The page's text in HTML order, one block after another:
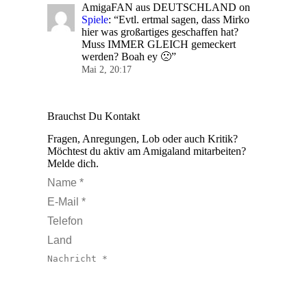
AmigaFAN aus DEUTSCHLAND on
Spiele: “Evtl. ertmal sagen, dass Mirko
hier was großartiges geschaffen hat?
Muss IMMER GLEICH gemeckert
werden? Boah ey 🙁”
Mai 2, 20:17
Brauchst Du Kontakt
Fragen, Anregungen, Lob oder auch Kritik?
Möchtest du aktiv am Amigaland mitarbeiten?
Melde dich.
Name *
E-Mail *
Telefon
Land
Nachricht *